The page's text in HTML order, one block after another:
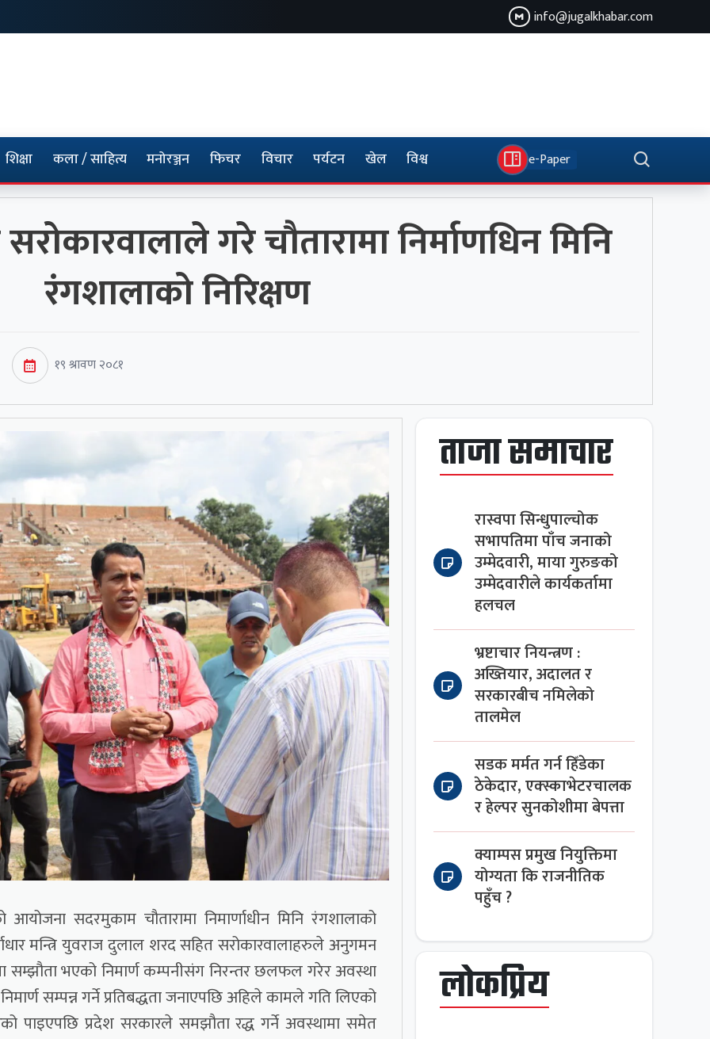
info@jugalkhabar.com
शिक्षा कला / साहित्य मनोरञ्जन फिचर विचार पर्यटन खेल विश्व e-Paper
गरे चौतारामा निर्माणधिन मिनि
रंगशालाको निरिक्षण
१९ श्रावण २०८१
सदरमुकाम चौतारामा निमार्णाधीन मिनि रंगशालाको
मन्त्रि युवराज दुलाल शरद सहित सरोकारवालाहरुले अनुगमन
भएको निमार्ण कम्पनीसंग निरन्तर छलफल गरेर अवस्था
सम्पन्न गर्ने प्रतिबद्धता जनाएपछि अहिले कामले गति लिएको
पाइएपछि प्रदेश सरकारले समझौता रद्ध गर्ने अवस्थामा समेत
ताजा समाचार
रास्वपा सिन्धुपाल्चोक
सभापतिमा पाँच जनाको
उम्मेदवारी, माया गुरुङको
उम्मेदवारीले कार्यकर्तामा
हलचल
भ्रष्टाचार नियन्त्रण :
अख्तियार, अदालत र
सरकारबीच नमिलेको
तालमेल
सडक मर्मत गर्न हिँडेका
ठेकेदार, एक्स्काभेटरचालक
र हेल्पर सुनकोशीमा बेपत्ता
क्याम्पस प्रमुख नियुक्तिमा
योग्यता कि राजनीतिक
पहुँच ?
लोकप्रिय